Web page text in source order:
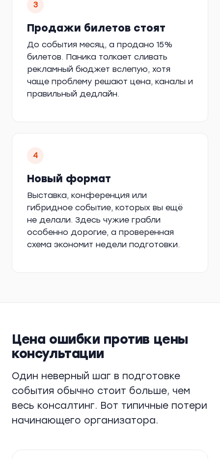
3
Продажи билетов стоят
До события месяц, а продано 15%
билетов. Паника толкает сливать
рекламный бюджет вслепую, хотя
чаще проблему решают цена, каналы и
правильный дедлайн.
4
Новый формат
Выставка, конференция или
гибридное событие, которых вы ещё
не делали. Здесь чужие грабли
особенно дорогие, а проверенная
схема экономит недели подготовки.
Цена ошибки против цены
консультации
Один неверный шаг в подготовке
события обычно стоит больше, чем
весь консалтинг. Вот типичные потери
начинающего организатора.